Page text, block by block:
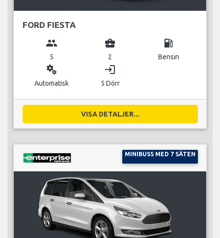
FORD FIESTA
group
5
business_center
2
local_gas_station
Bensin
miscellaneous_services
Automatisk
login
5 Dörr
VISA DETALJER...
MINIBUSS MED 7 SÄTEN